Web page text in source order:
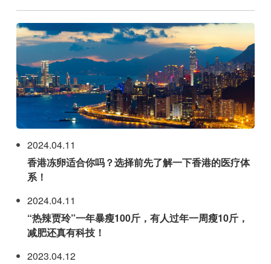
2024.04.11
香港冻卵适合你吗？选择前先了解一下香港的医疗体
系！
2024.04.11
“热辣贾玲”一年暴瘦100斤，有人过年一周瘦10斤，
减肥还真有科技！
2023.04.12